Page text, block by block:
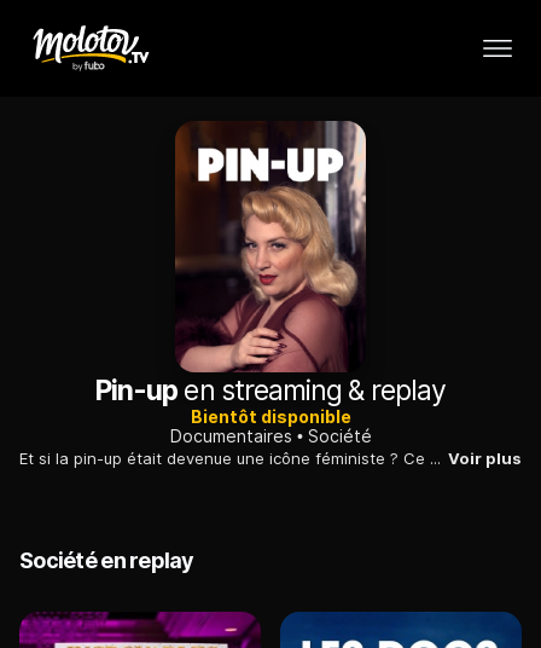
Pin-up en streaming & replay
Bientôt disponible
Documentaires
Société
Et si la pin-up était devenue une icône féministe ? Ce documentaire interroge l'histoire d'un corps féminin idéalisé, inventé par les hommes puis réinvesti par les femmes. Voir plus
Société en replay